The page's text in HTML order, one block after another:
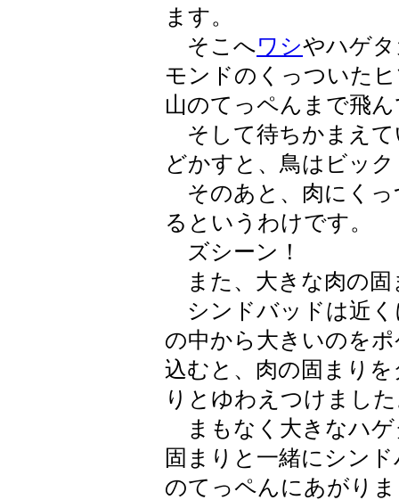
ます。
そこへワシやハゲ
モンドのくっついた
山のてっペんまで飛
そして待ちかまえて
どかすと、鳥はビッ
そのあと、肉にくっ
るというわけです。
ズシーン！
また、大きな肉の固
シンドバッドは近く
の中から大きいのを
込むと、肉の固まり
りとゆわえつけまし
まもなく大きなハゲ
固まりと一緒にシン
のてっペんにあがり